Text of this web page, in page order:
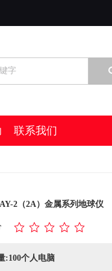
联系我们
2（2A）金属系列地球仪
:100个人电脑